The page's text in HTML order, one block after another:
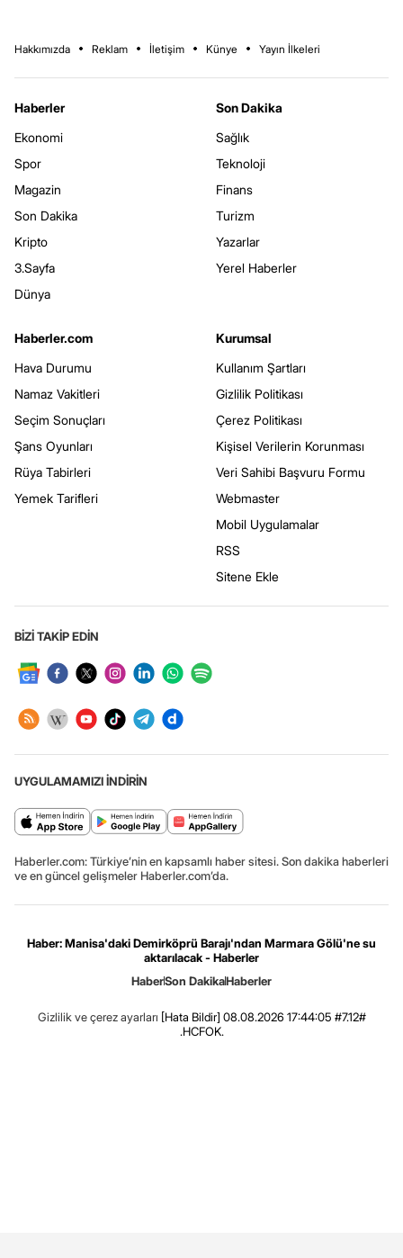
Hakkımızda Reklam İletişim Künye Yayın İlkeleri
Haberler
Ekonomi
Spor
Magazin
Son Dakika
Kripto
3.Sayfa
Dünya
Son Dakika
Sağlık
Teknoloji
Finans
Turizm
Yazarlar
Yerel Haberler
Haberler.com
Hava Durumu
Namaz Vakitleri
Seçim Sonuçları
Şans Oyunları
Rüya Tabirleri
Yemek Tarifleri
Kurumsal
Kullanım Şartları
Gizlilik Politikası
Çerez Politikası
Kişisel Verilerin Korunması
Veri Sahibi Başvuru Formu
Webmaster
Mobil Uygulamalar
RSS
Sitene Ekle
BİZİ TAKİP EDİN
UYGULAMAMIZI İNDİRİN
Haberler.com: Türkiye’nin en kapsamlı haber sitesi. Son dakika haberleri
ve en güncel gelişmeler Haberler.com’da.
Haber: Manisa'daki Demirköprü Barajı'ndan Marmara Gölü'ne su
aktarılacak - Haberler
HaberSon DakikaHaberler
Gizlilik ve çerez ayarları [Hata Bildir] 08.08.2026 17:44:05 #7.12#
.HCFOK.